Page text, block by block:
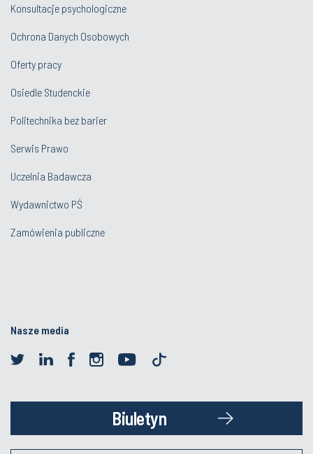
Konsultacje psychologiczne
Ochrona Danych Osobowych
Oferty pracy
Osiedle Studenckie
Politechnika bez barier
Serwis Prawo
Uczelnia Badawcza
Wydawnictwo PŚ
Zamówienia publiczne
Nasze media
Biuletyn